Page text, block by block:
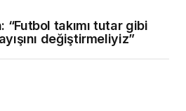
“Futbol takımı tutar gibi
değiştirmeliyiz”